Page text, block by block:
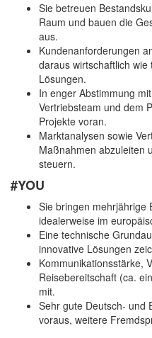
Sie betreuen
Raum und bauen die
aus.
Kundenanforderungen
daraus wirtschaftlich
Lösungen.
In enger Abstimmung
Vertriebsteam und dem
Projekte voran.
Marktanalysen sowie
Maßnahmen abzuleiten
steuern.
#YOU
Sie bringen mehrjährige
idealerweise im
Eine technische
innovative Lösungen
Kommunikationsstärke,
Reisebereitschaft (ca.
mit.
Sehr gute Deutsch- und
voraus, weitere